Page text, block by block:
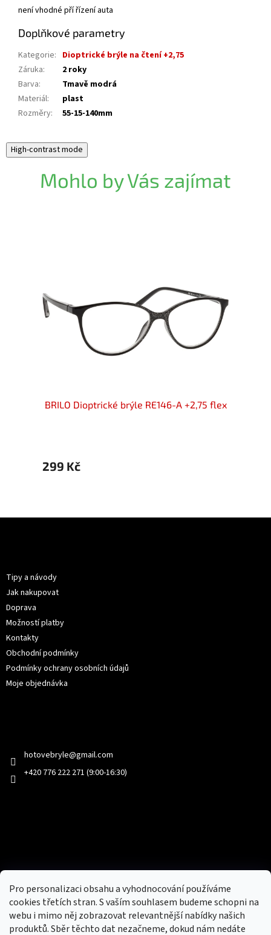
Pro personalizaci obsahu a vyhodnocování používáme
cookies třetích stran. S vaším souhlasem budeme schopni na
webu i mimo něj zobrazovat relevantnější nabídky našich
produktů. Sběr těchto dat nezačneme, dokud nám nedáte
není vhodné pří řízení auta
Doplňkové parametry
Kategorie: Dioptrické brýle na čtení +2,75
Záruka:
2 roky
Barva:
Tmavě modrá
Materiál:
plast
Rozměry: 55-15-140mm
High-contrast mode
Mohlo by Vás zajímat
BRILO Dioptrické brýle RE146-A +2,75 flex
299 Kč
Tipy a návody
Jak nakupovat
Doprava
Možností platby
Kontakty
Obchodní podmínky
Podmínky ochrany osobních údajů
Moje objednávka
hotovebryle@gmail.com
+420 776 222 271 (9:00-16:30)